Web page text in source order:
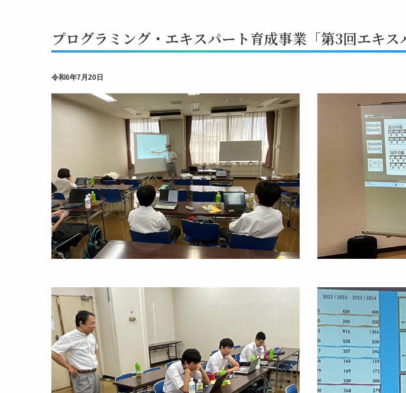
プログラミング・エキスパート育成事業「第3回エキ
令和6年7月20日